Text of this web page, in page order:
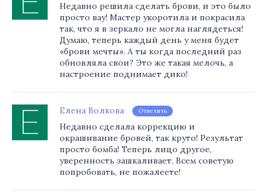
Недавно решила сделать брови, и это было
просто вау! Мастер укоротила и покрасила
так, что я в зеркало не могла наглядеться!
Думаю, теперь каждый день у меня будет
«брови мечты». А ты когда последний раз
обновляла свои? Это же такая мелочь, а
настроение поднимает дико!
Елена Волкова Ответить
Недавно сделала коррекцию и
окрашивание бровей, так круто! Результат
просто бомба! Теперь лицо другое,
уверенность зашкаливает. Всем советую
попробовать, не пожалеете!